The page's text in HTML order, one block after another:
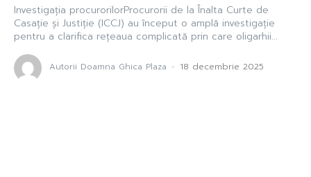
Investigația procurorilorProcurorii de la Înalta Curte de
Casație și Justiție (ICCJ) au început o amplă investigație
pentru a clarifica rețeaua complicată prin care oligarhii...
Autorii Doamna Ghica Plaza - 18 decembrie 2025